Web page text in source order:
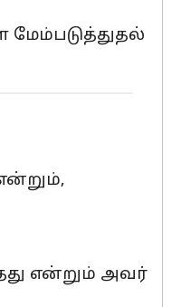
என்றும் அவர்